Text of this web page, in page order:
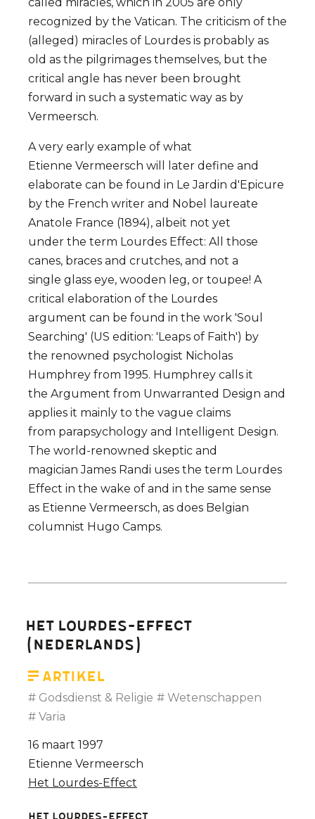
recognized by the Vatican. The criticism of the
(alleged) miracles of Lourdes is probably as
old as the pilgrimages themselves, but the
critical angle has never been brought
forward in such a systematic way as by
Vermeersch.
A very early example of what
Etienne Vermeersch will later define and
elaborate can be found in Le Jardin d'Epicure
by the French writer and Nobel laureate
Anatole France (1894), albeit not yet
under the term Lourdes Effect: All those
canes, braces and crutches, and not a
single glass eye, wooden leg, or toupee! A
critical elaboration of the Lourdes
argument can be found in the work 'Soul
Searching' (US edition: 'Leaps of Faith') by
the renowned psychologist Nicholas
Humphrey from 1995. Humphrey calls it
the Argument from Unwarranted Design and
applies it mainly to the vague claims
from parapsychology and Intelligent Design.
The world-renowned skeptic and
magician James Randi uses the term Lourdes
Effect in the wake of and in the same sense
as Etienne Vermeersch, as does Belgian
columnist Hugo Camps.
HET LOURDES-EFFECT
(Nederlands)
Artikel
Godsdienst & Religie
Wetenschappen
Varia
16 maart 1997
Etienne Vermeersch
Het Lourdes-Effect